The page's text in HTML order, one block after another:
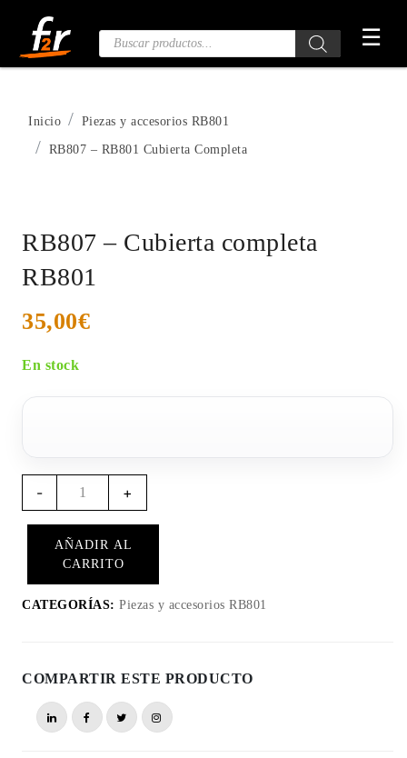
contenido
Búsqueda
productos
☰
Inicio Piezas y accesorios RB801
RB807 – RB801 Cubierta Completa
RB807 – Cubierta completa
RB801
35,00€
En stock
-
RB807
RB801
+
AÑADIR AL
CARRITO
CATEGORÍAS: Piezas y accesorios RB801
COMPARTIR ESTE PRODUCTO